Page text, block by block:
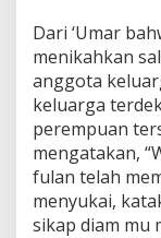
Dari ‘Umar
menikahkan
anggota
keluarga
perempuan
mengatakan,
fulan telah
menyukai,
sikap diam mu